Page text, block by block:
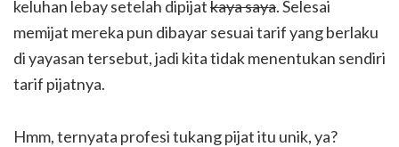
keluhan lebay setelah dipijatkaya saya. Selesai
memijat mereka pun dibayar sesuai tarif yang berlaku
di yayasan tersebut, jadi kita tidak menentukan sendiri
tarif pijatnya.
Hmm, ternyata profesi tukang pijat itu unik, ya?